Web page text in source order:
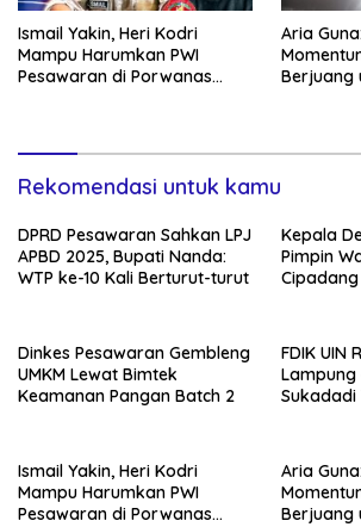
Ismail Yakin, Heri Kodri
Mampu Harumkan PWI
Pesawaran di Porwanas
Aria
Berjuang
Rekomendasi untuk kamu
DPRD Pesawaran Sahkan LPJ
APBD 2025, Bupati Nanda:
WTP ke-10 Kali Berturut-turut
Kepala
Pimpin
Dinkes Pesawaran Gembleng
UMKM Lewat Bimtek
Keamanan Pangan Batch 2
FDIK UIN
Lampung
Sukadadi
Ismail Yakin, Heri Kodri
Mampu Harumkan PWI
Pesawaran di Porwanas
Aria
Berjuang